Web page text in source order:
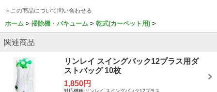
＞この商品について問い合わせる
ホーム 掃除機・バキューム 乾式(カーペット用)
関連商品
リンレイ スイングバック12プラス用ダ
ストバッグ 10枚
1,850円